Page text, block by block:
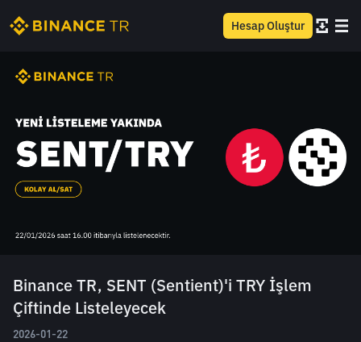
Hesap Oluştur
Binance TR, SENT (Sentient)'i TRY İşlem
Çiftinde Listeleyecek
2026-01-22